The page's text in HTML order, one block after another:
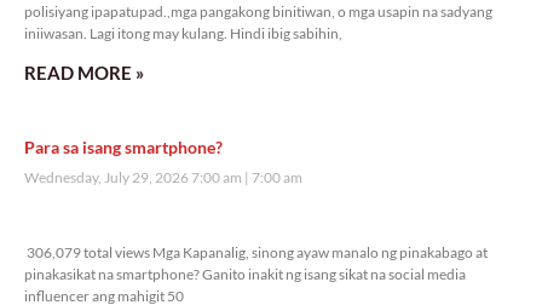
polisiyang ipapatupad.,mga pangakong binitiwan, o mga usapin na sadyang
iniiwasan. Lagi itong may kulang. Hindi ibig sabihin,
READ MORE »
Para sa isang smartphone?
Wednesday, July 29, 2026 7:00 am 7:00 am
306,079 total views Mga Kapanalig, sinong ayaw manalo ng pinakabago at
pinakasikat na smartphone? Ganito inakit ng isang sikat na social media
influencer ang mahigit 50